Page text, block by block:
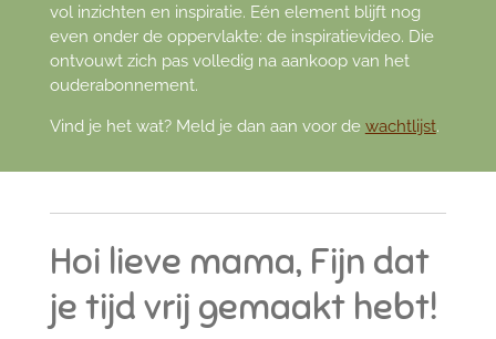
vol inzichten en inspiratie. Eén element blijft nog
even onder de oppervlakte: de inspiratievideo. Die
ontvouwt zich pas volledig na aankoop van het
ouderabonnement.
Vind je het wat? Meld je dan aan voor de wachtlijst.
Hoi lieve mama, Fijn dat
je tijd vrij gemaakt hebt!